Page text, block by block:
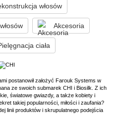
włosów
Akcesoria
ciała
postanowił założyć Farouk Systems w
ze swoich submarek CHI i Biosilk. Z ich
światowe gwiazdy, a także kobiety i
takiej popularności, miłości i zaufania?
linii produktów i skrupulatnego podejścia